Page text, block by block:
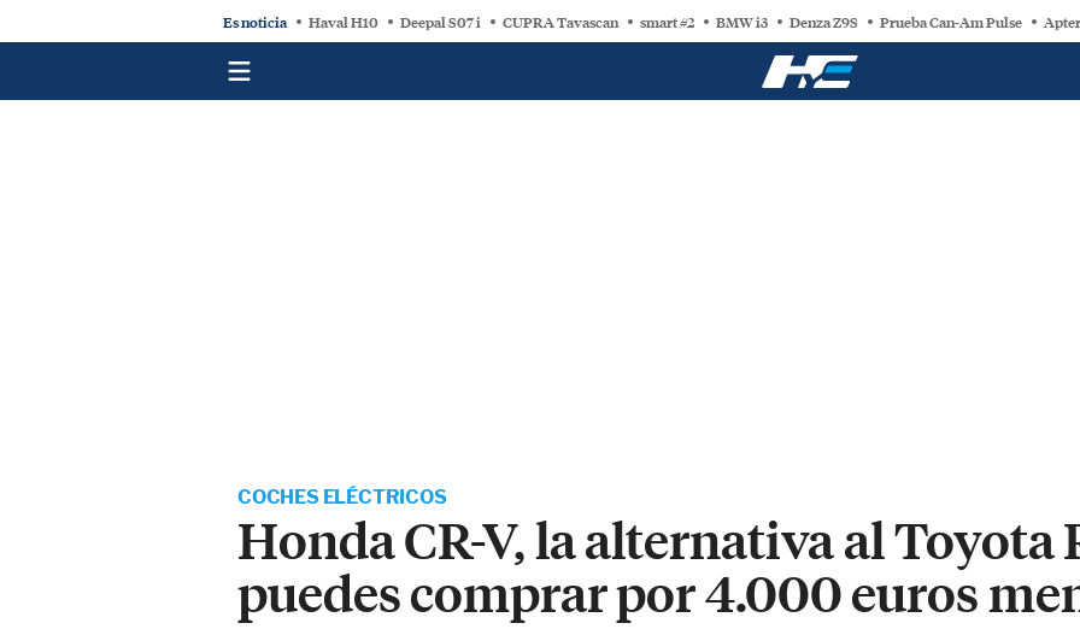
Es noticia Haval H10 Deepal S07 i CUPRA Tavascan smart #2 BMW i3 Denza Z9S Prueba Can-Am Pulse
COCHES ELÉCTRICOS
Honda CR-V, la alternativa al Toyota
puedes comprar por 4.000 euros